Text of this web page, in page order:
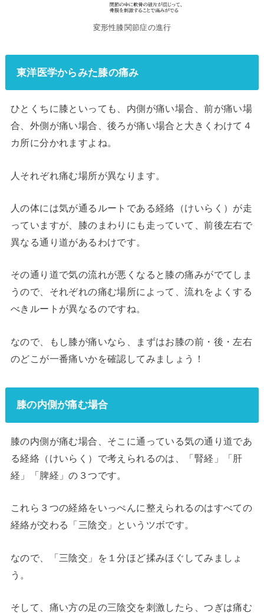
変形性膝関節症の進行
東洋医学からみた膝の痛み
ひとくちに膝といっても、内側が痛い場合、前が痛い場
合、外側が痛い場合、後ろが痛い場合と大きくわけて４
カ所に分かれますよね。
人それぞれ痛む場所が異なります。
人の体には気が通るルートである経絡（けいらく）が走
っていますが、膝のまわりにも走っていて、前後左右で
異なる通り道があるわけです。
その通り道で気の流れが悪くなると膝の痛みがでてしま
うので、それぞれの痛む場所によって、流れをよくする
べきルートが異なるのですね。
なので、もし膝が痛いなら、まずはお膝の前・後・左右
のどこが一番痛いかを確認してみましょう！
膝の内側が痛む場合
膝の内側が痛む場合、そこに通っている気の通り道であ
る経絡（けいらく）で考えられるのは、「腎経」「肝
経」「脾経」の３つです。
これら３つの経絡をいっぺんに整えられるのはすべての
経絡が交わる「三陰交」というツボです。
なので、「三陰交」を１分ほど揉みほぐしてみましょ
う。
そして、痛い方の足の三陰交を刺激したら、つぎは痛む